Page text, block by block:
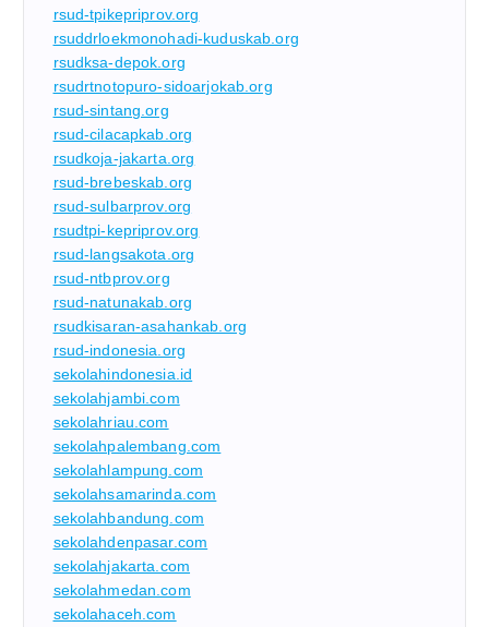
rsud-tpikepriprov.org
rsuddrloekmonohadi-kuduskab.org
rsudksa-depok.org
rsudrtnotopuro-sidoarjokab.org
rsud-sintang.org
rsud-cilacapkab.org
rsudkoja-jakarta.org
rsud-brebeskab.org
rsud-sulbarprov.org
rsudtpi-kepriprov.org
rsud-langsakota.org
rsud-ntbprov.org
rsud-natunakab.org
rsudkisaran-asahankab.org
rsud-indonesia.org
sekolahindonesia.id
sekolahjambi.com
sekolahriau.com
sekolahpalembang.com
sekolahlampung.com
sekolahsamarinda.com
sekolahbandung.com
sekolahdenpasar.com
sekolahjakarta.com
sekolahmedan.com
sekolahaceh.com